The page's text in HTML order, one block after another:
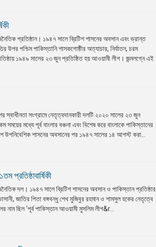
প্রতিষ্ঠান। ১৯৪৭ সালে ব্রিটিশ শাসনের অবসান এবং ভ্রান্ত
উপর পশ্চিম পাকিস্তানি শাসকগোষ্ঠীর অত্যাচার, নির্যাতন, চরম
১৯৪৯ সালের ২৩ জুন প্রতিষ্ঠিত হয় আওয়ামী লীগ। জন্মলগ্নে এই
স্বাধীনতা সংগ্রামে নেতৃত্বদানকারী দলটি ২০২০ সালের ২৩ জুন
মধ্যে পূর্ব বাংলার বঞ্চনা এবং বিশেষ করে বাংলাকে পাকিস্তানের
উপনিবেশিক শাসনের অবসানের পর ১৯৪৭ সালের ১৪ আগস্ট করা...
প্রতিষ্ঠাবার্ষিকী
দল। ১৯৪৭ সালে ব্রিটিশ শাসনের অবসান ও পাকিস্তান প্রতিষ্ঠার
জাতির পিতা বঙ্গবন্ধু শেখ মুজিবুর রহমান ও শামসুল হকের নেতৃত্বে
ছিল ‘পূর্ব পাকিস্তান আওয়ামী মুসলিম লীগ&r...